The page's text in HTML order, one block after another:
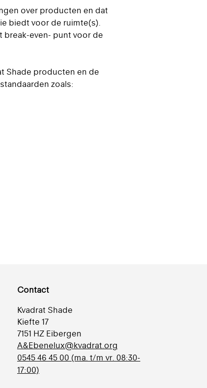
over producten en dat
biedt voor de ruimte(s).
break-even- punt voor de
Shade producten en de
zoals:
Contact
Kvadrat Shade
Kiefte 17
7151 HZ Eibergen
A&Ebenelux@kvadrat.org
0545 46 45 00 (ma. t/m vr. 08:30-
17:00)